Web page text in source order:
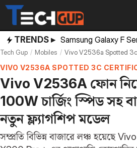
Skip
content
TRENDS ▸ Samsung Galaxy F
Tech Gup Mobiles Vivo V2536a Spotted 3c
VIVO V2536A SPOTTED 3C
Vivo V2536A ফোন
100W চার্জিং স্পিড সহ
নতুন ফ্ল্যাগশিপ মডেল
সম্প্রতি বিভিন্ন বাজারে লঞ্চ হয়েছে